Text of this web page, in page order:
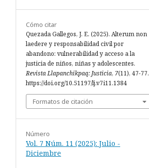
Cómo citar
Quezada Gallegos, J. E. (2025). Alterum non
laedere y responsabilidad civil por
abandono: vulnerabilidad y acceso a la
justicia de niños, niñas y adolescentes.
Revista Llapanchikpaq: Justicia, 7(11), 47-77.
https://doi.org/10.51197/lj.v7i11.1384
Formatos de citación
Número
Vol. 7 Núm. 11 (2025): Julio -
Diciembre